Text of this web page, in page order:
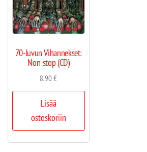
70-luvun Vihannekset:
Non-stop (CD)
8,90€
Lisää
ostoskoriin